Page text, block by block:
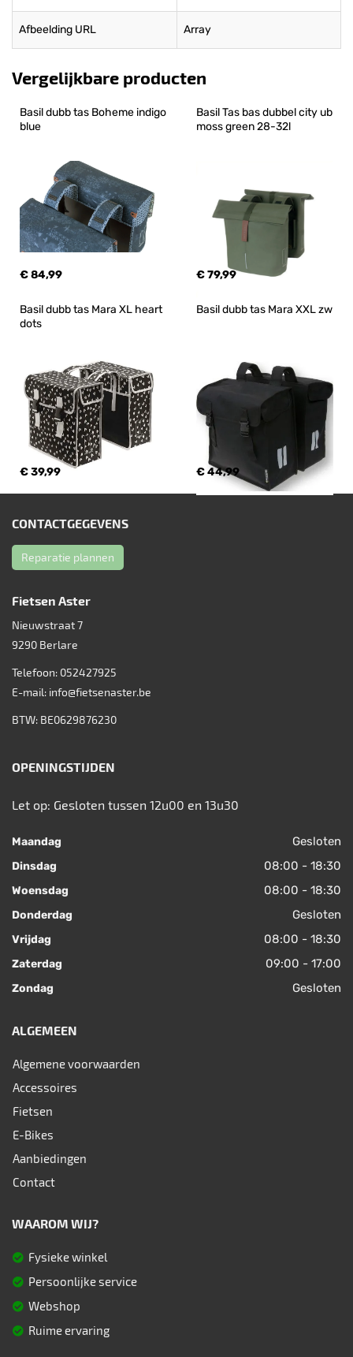
Afbeelding URL Array
Vergelijkbare producten
Basil dubb tas Boheme indigo
blue
€ 84,99
Basil Tas bas dubbel city ub
moss green 28-32l
€ 79,99
Basil dubb tas Mara XL heart
dots
€ 39,99
Basil dubb tas Mara XXL zw
€ 44,99
CONTACTGEGEVENS
Reparatie plannen
Fietsen Aster
Nieuwstraat 7
9290 Berlare
Telefoon: 052427925
E-mail: info@fietsenaster.be
BTW: BE0629876230
OPENINGSTIJDEN
Let op: Gesloten tussen 12u00 en 13u30
Maandag Gesloten
Dinsdag 08:00 - 18:30
Woensdag 08:00 - 18:30
Donderdag Gesloten
Vrijdag 08:00 - 18:30
Zaterdag 09:00 - 17:00
Zondag Gesloten
ALGEMEEN
Algemene voorwaarden
Accessoires
Fietsen
E-Bikes
Aanbiedingen
Contact
WAAROM WIJ?
Fysieke winkel
Persoonlijke service
Webshop
Ruime ervaring